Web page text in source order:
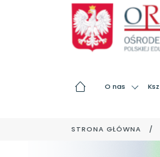
O nas
STRONA GŁÓWNA